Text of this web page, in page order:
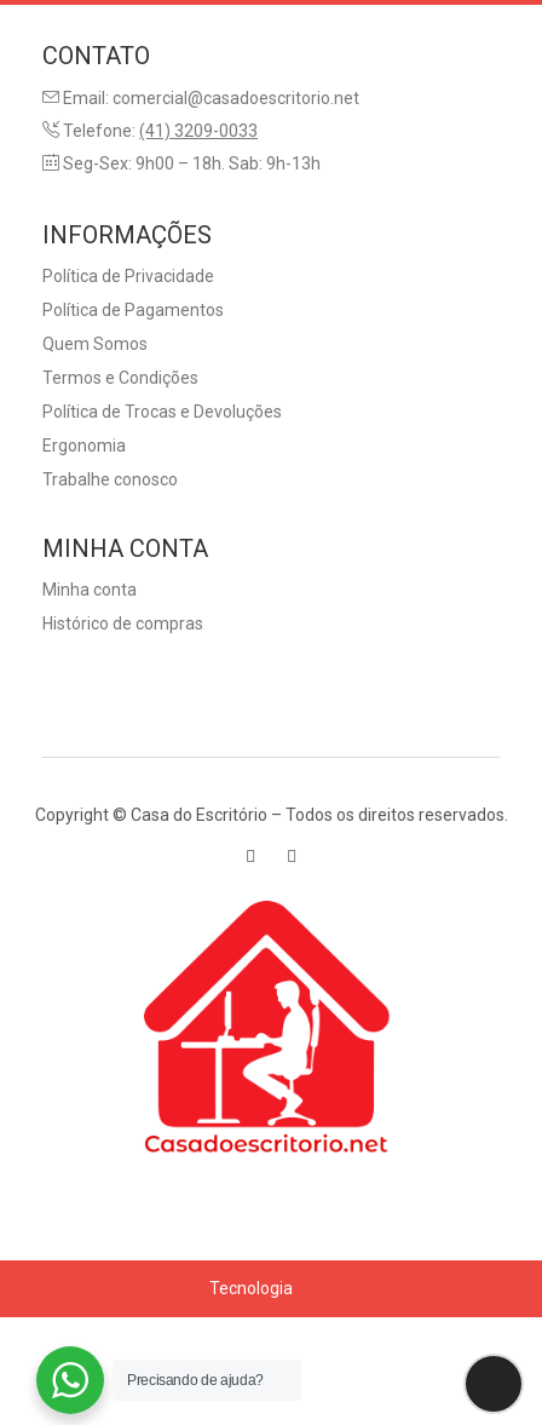
CONTATO
Email: comercial@casadoescritorio.net
Telefone: (41) 3209-0033
Seg-Sex: 9h00 – 18h. Sab: 9h-13h
INFORMAÇÕES
Política de Privacidade
Política de Pagamentos
Quem Somos
Termos e Condições
Política de Trocas e Devoluções
Ergonomia
Trabalhe conosco
MINHA CONTA
Minha conta
Histórico de compras
Copyright © Casa do Escritório – Todos os direitos reservados.
Tecnologia
Precisando de ajuda?